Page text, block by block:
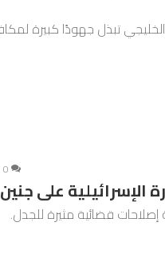
تبذل جهودًا كبيرة
0
الإسرائيلية على جنين
إصلاحات قضائية مثيرة للجدل.